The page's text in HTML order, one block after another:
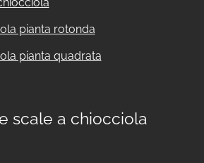
pianta rotonda
pianta quadrata
scale a chiocciola